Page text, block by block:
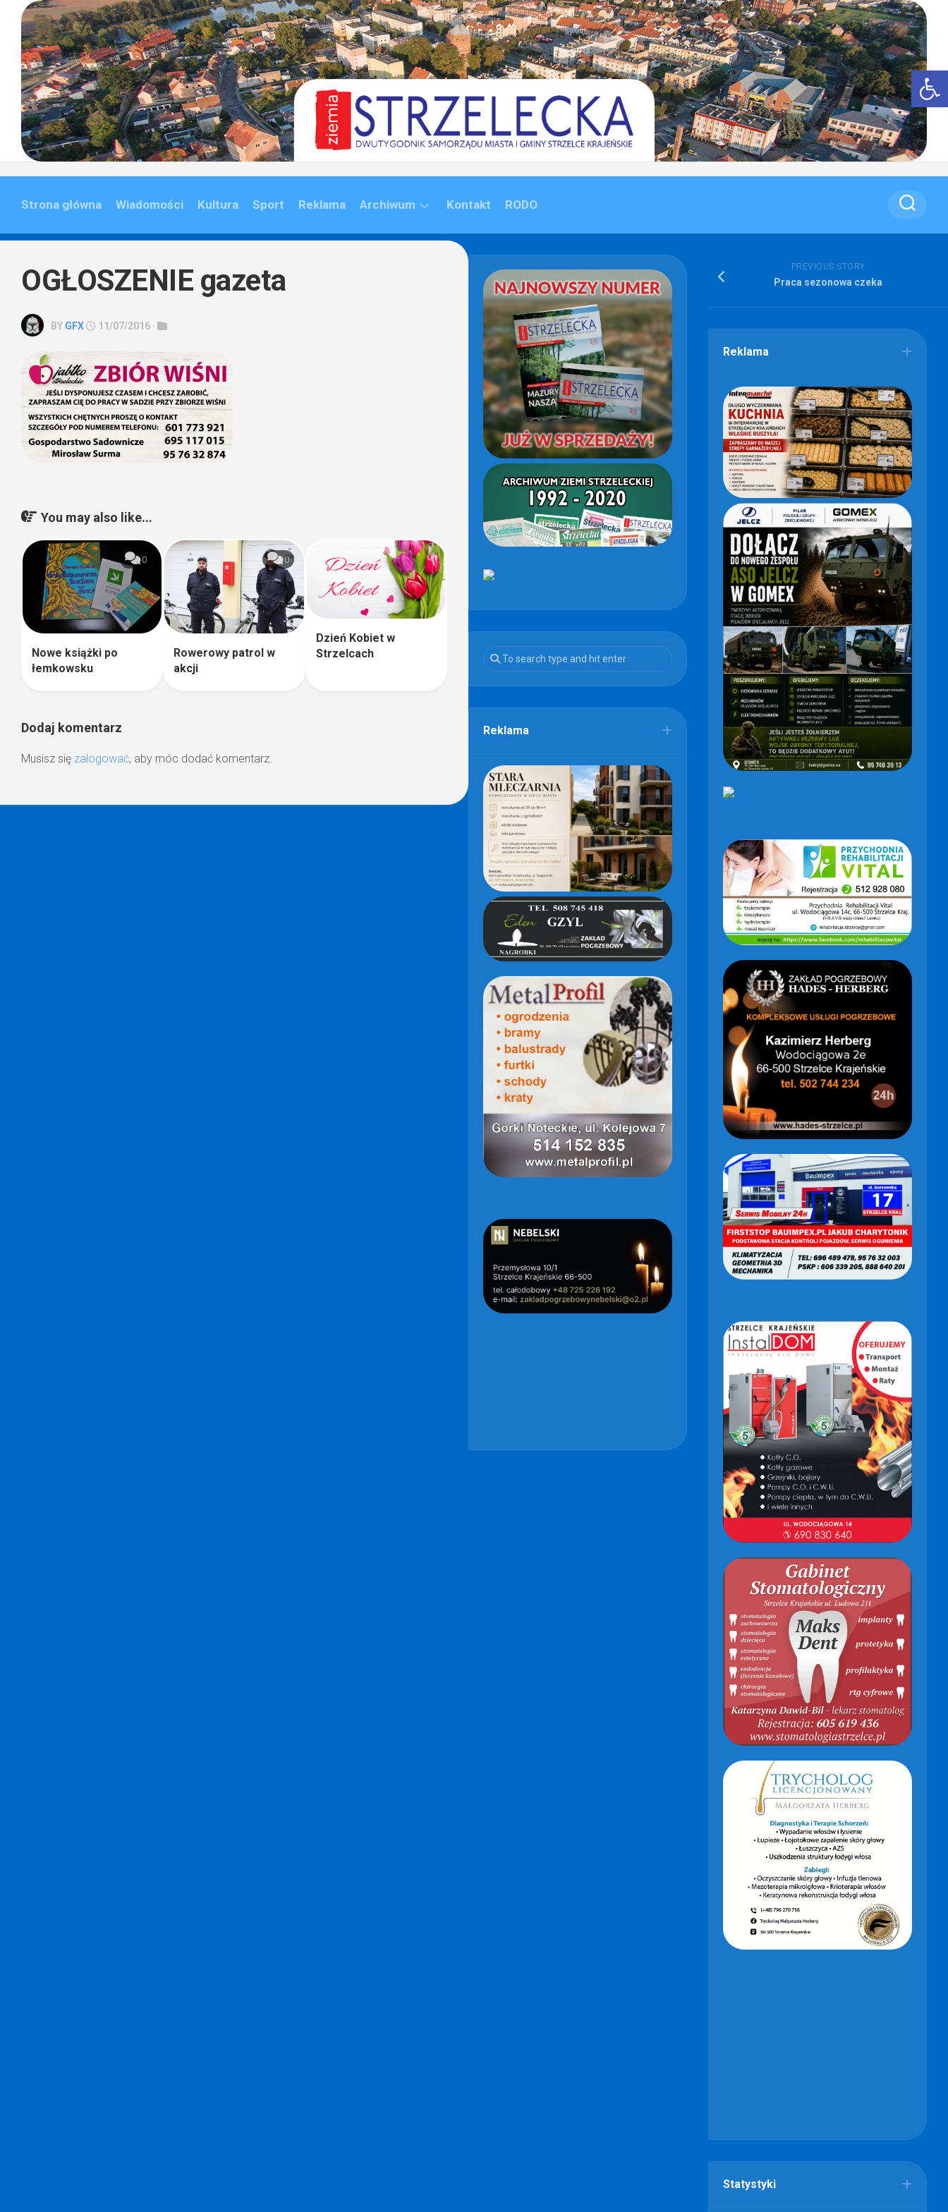
content
Strona główna Wiadomości Kultura Sport Reklama Archiwum Kontakt RODO
OGŁOSZENIE gazeta
BY GFX 11/07/2016 ·
You may also like...
0
Nowe książki po
łemkowsku
0
Rowerowy patrol w
akcji
Dzień Kobiet w
Strzelcach
Dodaj komentarz
Musisz się zalogować, aby móc dodać komentarz.
PREVIOUS STORY
Praca sezonowa czeka
Reklama
Statystyki
Reklama